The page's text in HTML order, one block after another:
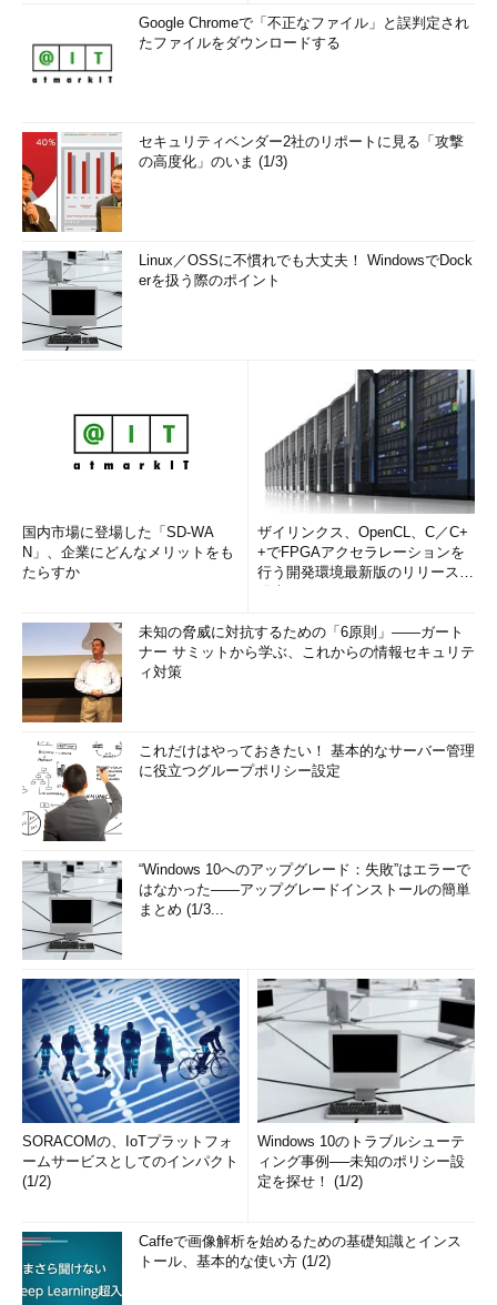
Google Chromeで「不正なファイル」と誤判定され
たファイルをダウンロードする
セキュリティベンダー2社のリポートに見る「攻撃
の高度化」のいま (1/3)
Linux／OSSに不慣れでも大丈夫！ WindowsでDock
erを扱う際のポイント
国内市場に登場した「SD-WA
N」、企業にどんなメリットをも
たらすか
ザイリンクス、OpenCL、C／C+
+でFPGAアクセラレーションを
行う開発環境最新版のリリースを
未知の脅威に対抗するための「6原則」――ガート
ナー サミットから学ぶ、これからの情報セキュリテ
ィ対策
これだけはやっておきたい！ 基本的なサーバー管理
に役立つグループポリシー設定
“Windows 10へのアップグレード：失敗”はエラーで
はなかった――アップグレードインストールの簡単
まとめ (1/3...
SORACOMの、IoTプラットフォ
ームサービスとしてのインパクト
(1/2)
Windows 10のトラブルシューテ
ィング事例──未知のポリシー設
定を探せ！ (1/2)
Caffeで画像解析を始めるための基礎知識とインス
トール、基本的な使い方 (1/2)